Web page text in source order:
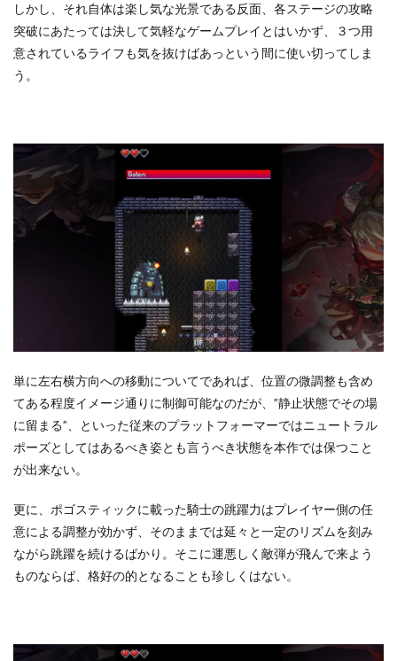
しかし、それ自体は楽し気な光景である反面、各ステージの攻略
突破にあたっては決して気軽なゲームプレイとはいかず、３つ用
意されているライフも気を抜けばあっという間に使い切ってしま
う。
単に左右横方向への移動についてであれば、位置の微調整も含め
てある程度イメージ通りに制御可能なのだが、”静止状態でその場
に留まる”、といった従来のプラットフォーマーではニュートラル
ポーズとしてはあるべき姿とも言うべき状態を本作では保つこと
が出来ない。
更に、ポゴスティックに載った騎士の跳躍力はプレイヤー側の任
意による調整が効かず、そのままでは延々と一定のリズムを刻み
ながら跳躍を続けるばかり。そこに運悪しく敵弾が飛んで来よう
ものならば、格好の的となることも珍しくはない。